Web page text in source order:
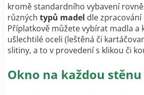
kromě standardního vybavení
různých typů madel dle
Příplatkově můžete vybírat madla a
ušlechtilé oceli (leštěná či
slitiny, a to v provedení s klikou či
Okno na každou stěnu